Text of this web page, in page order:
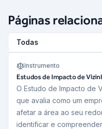
Páginas
Instrumento
Estudos de Impacto de
O Estudo de Impacto de
que avalia como um
afetar a área ao seu
identificar e
Todas